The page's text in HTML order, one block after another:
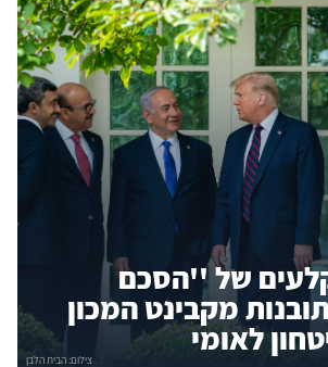
של ''הסכם
מקבינט המכון
לאומי